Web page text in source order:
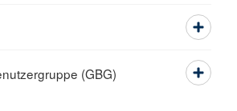
(GBG)